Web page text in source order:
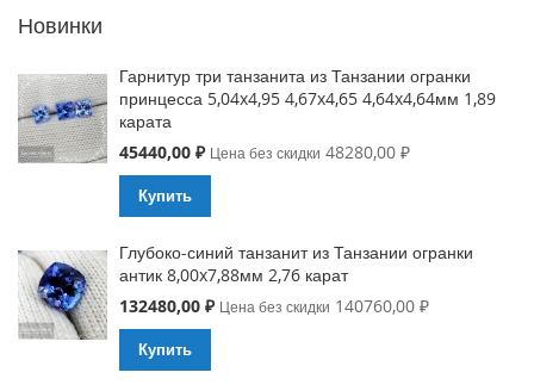
Новинки
Гарнитур три танзанита из Танзании огранки
принцесса 5,04x4,95 4,67x4,65 4,64x4,64мм 1,89
карата
Special
45440,00 ₽ Цена без скидки 48280,00 ₽
Купить
Глубоко-синий танзанит из Танзании огранки
антик 8,00x7,88мм 2,76 карат
Special
132480,00 ₽ Цена без скидки 140760,00 ₽
Купить